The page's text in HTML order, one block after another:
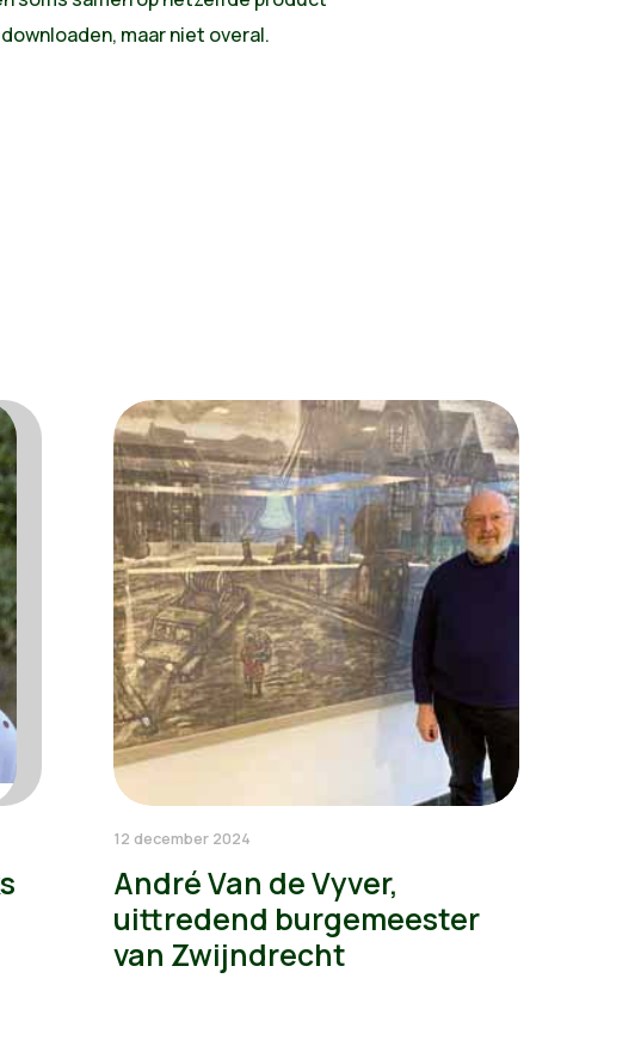
maar niet overal.
12 december 2024
André Van de Vyver,
uittredend burgemeester
van Zwijndrecht